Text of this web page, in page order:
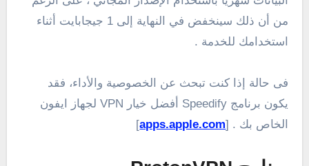
من أن ذلك سينخفض في النهاية إلى 1 جيجابايت أثناء
استخدامك للخدمة .
فى حالة إذا كنت تبحث عن الخصوصية والأداء، فقد
يكون برنامج Speedify أفضل خيار VPN لجهاز ايفون
الخاص بك . [apps.apple.com
]